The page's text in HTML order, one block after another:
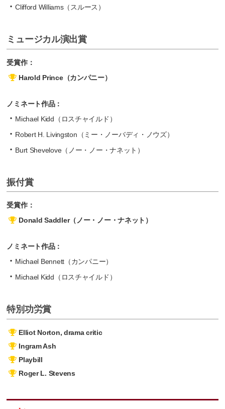
Clifford Williams（スルース）
ミュージカル演出賞
受賞作：
Harold Prince（カンパニー）
ノミネート作品：
Michael Kidd（ロスチャイルド）
Robert H. Livingston（ミー・ノーバディ・ノウズ）
Burt Shevelove（ノー・ノー・ナネット）
振付賞
受賞作：
Donald Saddler（ノー・ノー・ナネット）
ノミネート作品：
Michael Bennett（カンパニー）
Michael Kidd（ロスチャイルド）
特別功労賞
Elliot Norton, drama critic
Ingram Ash
Playbill
Roger L. Stevens